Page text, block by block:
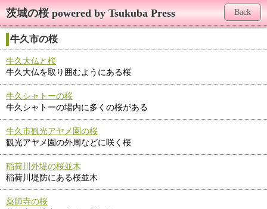
茨城の桜 powered by Tsukuba Press Back
牛久市の桜
牛久大仏と桜
牛久大仏を取り囲むようにある桜
牛久シャトーの桜
牛久シャトーの場内に多くの桜がある
牛久市観光アヤメ園の桜
観光アヤメ園の外周などに咲く桜
稲荷川外堤の桜並木
稲荷川堤防にある桜並木
薬師寺の桜